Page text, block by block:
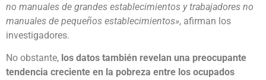
no manuales de grandes establecimientos y trabajadores no
manuales de pequeños establecimientos», afirman los
investigadores.
No obstante, los datos también revelan una preocupante
tendencia creciente en la pobreza entre los ocupados